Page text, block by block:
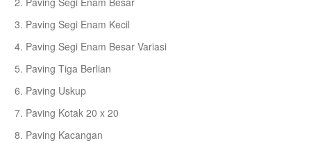
Paving Segi Enam Kecil
Paving Segi Enam Besar Variasi
Paving Tiga Berlian
Paving Uskup
Paving Kotak 20 x 20
Paving Kacangan